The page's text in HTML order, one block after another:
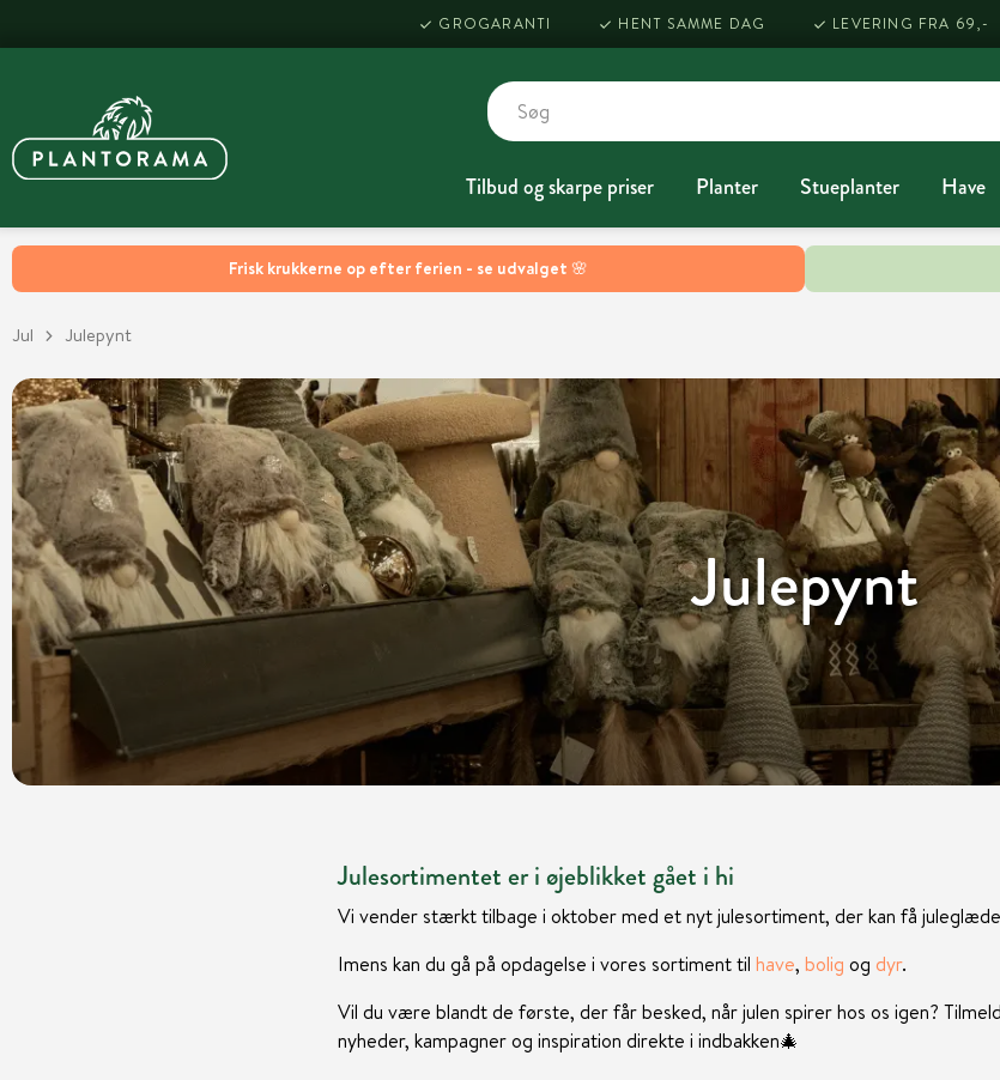
Frisk krukkerne op efter ferien - se udvalget 🌸
GROGARANTI HENT SAMME DAG LEVERING FRA 69,-
Tilbud og skarpe priser Planter Stueplanter Have
Jul Julepynt
Julepynt
Julesortimentet er i øjeblikket gået i hi
Vi vender stærkt tilbage i oktober med et nyt julesortiment, der kan få
Imens kan du gå på opdagelse i vores sortiment til have, bolig og dyr.
Vil du være blandt de første, der får besked, når julen spirer hos os igen?
nyheder, kampagner og inspiration direkte i indbakken🎄